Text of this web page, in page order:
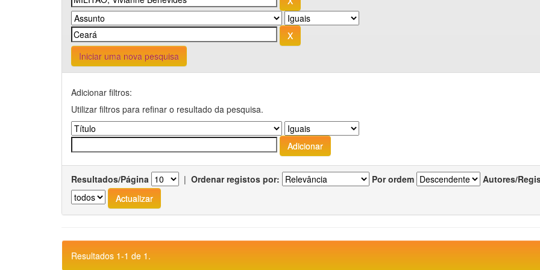
Iniciar uma nova pesquisa
Adicionar filtros:
Utilizar filtros para refinar o resultado da pesquisa.
Resultados/Página | Ordenar registos por: Por ordem Autores/
Resultados 1-1 de 1.